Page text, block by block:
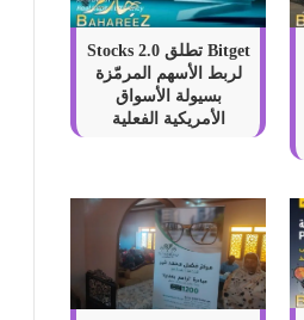
Bitget تطلق Stocks 2.0
لربط الأسهم المرمّزة
بسيولة الأسواق
الأمريكية الفعلية